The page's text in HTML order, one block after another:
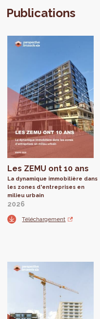
Publications
Les ZEMU ont 10 ans
La dynamique immobilière dans
les zones d'entreprises en
milieu urbain
2026
Téléchargement